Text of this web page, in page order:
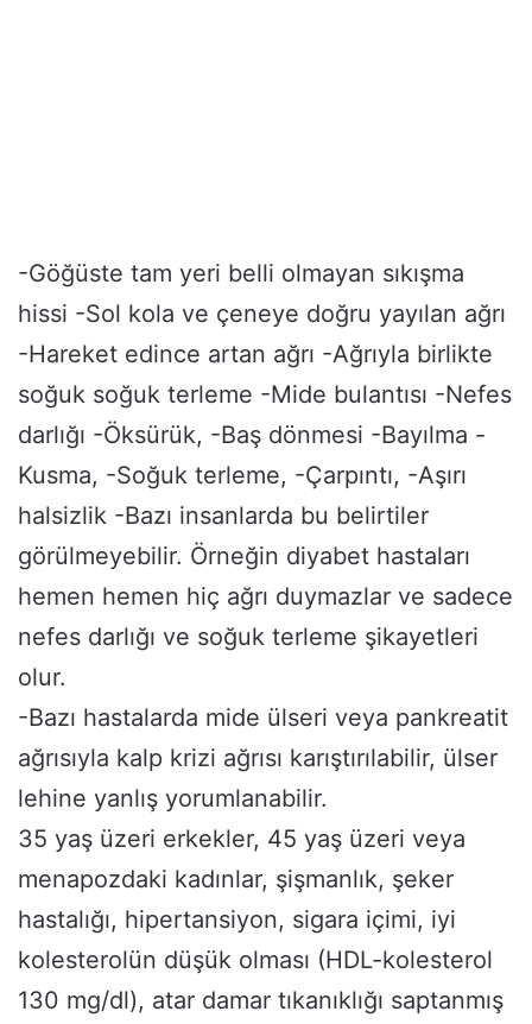
-Göğüste tam yeri belli olmayan sıkışma
hissi -Sol kola ve çeneye doğru yayılan ağrı
-Hareket edince artan ağrı -Ağrıyla birlikte
soğuk soğuk terleme -Mide bulantısı -Nefes
darlığı -Öksürük, -Baş dönmesi -Bayılma -
Kusma, -Soğuk terleme, -Çarpıntı, -Aşırı
halsizlik -Bazı insanlarda bu belirtiler
görülmeyebilir. Örneğin diyabet hastaları
hemen hemen hiç ağrı duymazlar ve sadece
nefes darlığı ve soğuk terleme şikayetleri
olur.
-Bazı hastalarda mide ülseri veya pankreatit
ağrısıyla kalp krizi ağrısı karıştırılabilir, ülser
lehine yanlış yorumlanabilir.
35 yaş üzeri erkekler, 45 yaş üzeri veya
menapozdaki kadınlar, şişmanlık, şeker
hastalığı, hipertansiyon, sigara içimi, iyi
kolesterolün düşük olması (HDL-kolesterol
130 mg/dl), atar damar tıkanıklığı saptanmış